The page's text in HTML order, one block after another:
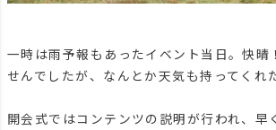
一時は雨予報もあったイベント当日。快晴
せんでしたが、なんとか天気も持ってくれ
開会式ではコンテンツの説明が行われ、早